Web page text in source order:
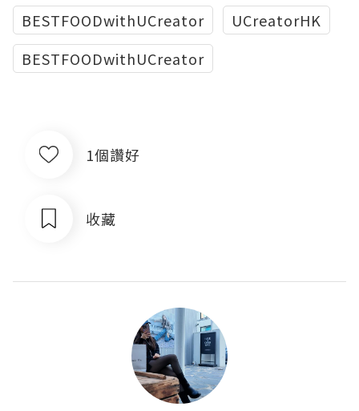
BESTFOODwithUCreator
UCreatorHK
BESTFOODwithUCreator
1個讚好
收藏